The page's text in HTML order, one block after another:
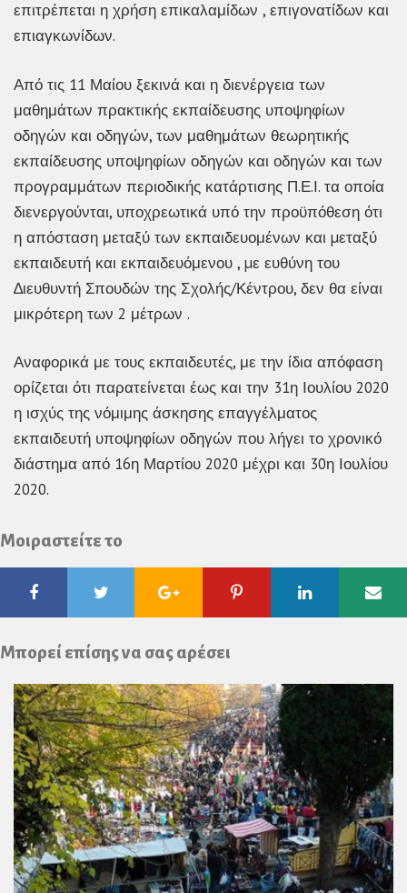
επιτρέπεται η χρήση επικαλαμίδων , επιγονατίδων και
επιαγκωνίδων.
Από τις 11 Μαίου ξεκινά και η διενέργεια των
μαθημάτων πρακτικής εκπαίδευσης υποψηφίων
οδηγών και οδηγών, των μαθημάτων θεωρητικής
εκπαίδευσης υποψηφίων οδηγών και οδηγών και των
προγραμμάτων περιοδικής κατάρτισης Π.Ε.Ι. τα οποία
διενεργούνται, υποχρεωτικά υπό την προϋπόθεση ότι
η απόσταση μεταξύ των εκπαιδευομένων και µεταξύ
εκπαιδευτή και εκπαιδευόμενου , µε ευθύνη του
∆ιευθυντή Σπουδών της Σχολής/Κέντρου, δεν θα είναι
μικρότερη των 2 μέτρων .
Αναφορικά με τους εκπαιδευτές, με την ίδια απόφαση
ορίζεται ότι παρατείνεται έως και την 31η Ιουλίου 2020
η ισχύς της νόμιμης άσκησης επαγγέλματος
εκπαιδευτή υποψηφίων οδηγών που λήγει το χρονικό
διάστημα από 16η Μαρτίου 2020 μέχρι και 30η Ιουλίου
2020.
Μοιραστείτε το
FacebookTwitter Google
Plus
Pinterest Linkedin
Μπορεί επίσης να σας αρέσει